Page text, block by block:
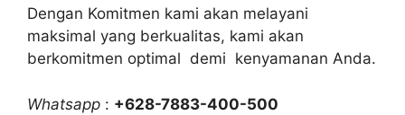
Dengan Komitmen kami akan melayani
maksimal yang berkualitas, kami akan
berkomitmen optimal demi kenyamanan Anda.
Whatsapp : +628-7883-400-500